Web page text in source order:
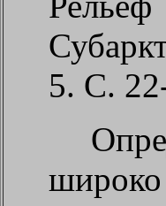
5. С.